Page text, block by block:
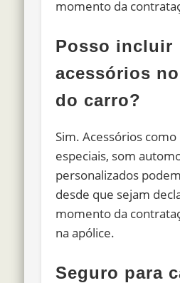
momento da
Posso incluir
acessórios
do carro?
Sim. Acessórios
especiais, som
personalizados
desde que sejam
momento da
na apólice.
Seguro para